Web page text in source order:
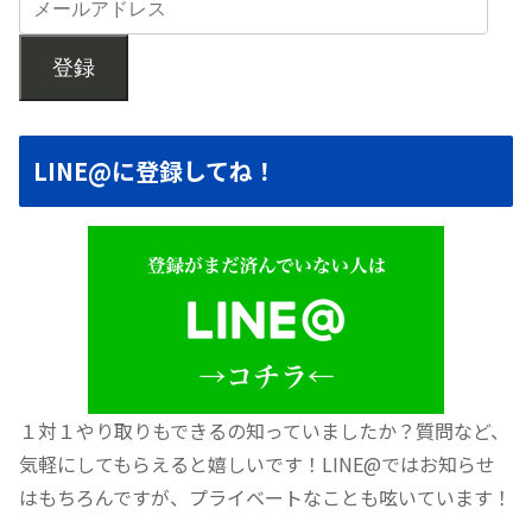
登録
LINE@に登録してね！
１対１やり取りもできるの知っていましたか？質問など、
気軽にしてもらえると嬉しいです！LINE@ではお知らせ
はもちろんですが、プライベートなことも呟いています！